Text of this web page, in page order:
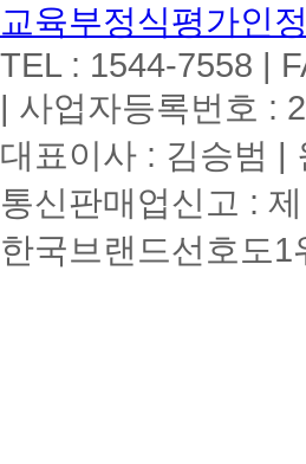
교육부정식평가인
TEL : 1544-7558 |
| 사업자등록번호 :
대표이사 : 김승범 |
통신판매업신고 :
한국브랜드선호도1